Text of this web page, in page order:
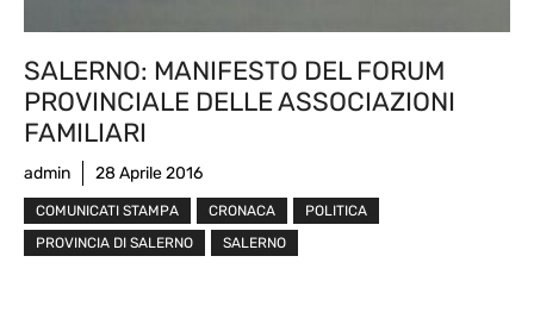
SALERNO: MANIFESTO DEL FORUM
PROVINCIALE DELLE ASSOCIAZIONI
FAMILIARI
admin 28 Aprile 2016
COMUNICATI STAMPA CRONACA
POLITICA
PROVINCIA DI SALERNO
SALERNO